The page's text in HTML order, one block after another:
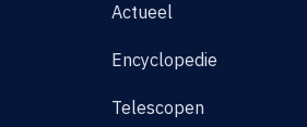
Actueel
Encyclopedie
Telescopen